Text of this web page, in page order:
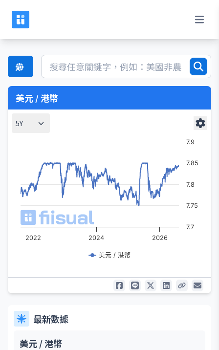
美元 / 港幣
5Y
美元 / 港幣
2022 2024 2026
7.7
7.75
7.8
7.85
7.9
最新數據
美元 / 港幣